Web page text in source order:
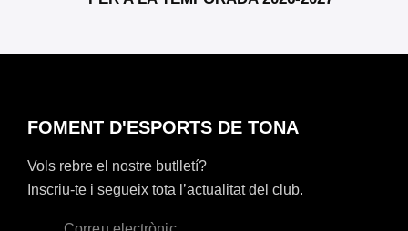
FOMENT D'ESPORTS DE TONA
Vols rebre el nostre butlletí?
Inscriu-te i segueix tota l’actualitat del club.